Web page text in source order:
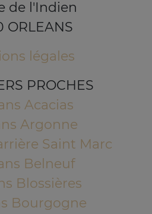
de l'Indien
ORLEANS
légales
PROCHES
Acacias
Argonne
Saint Marc
Belneuf
Blossières
Bourgogne